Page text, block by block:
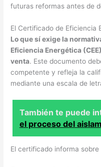
futuras reformas antes de
El Certificado de Eficiencia
Lo que sí exige la
Eficiencia Energética
venta. Este documento
competente y refleja la
mediante una escala de
También te puede
el proceso del
El certificado informa